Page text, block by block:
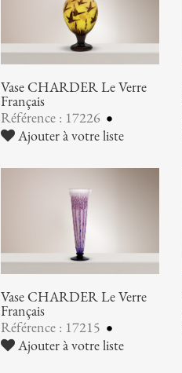
Vase CHARDER Le Verre
Français
Référence : 17226
Ajouter à votre liste
Vase CHARDER Le Verre
Français
Référence : 17215
Ajouter à votre liste